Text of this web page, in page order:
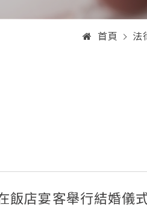
首頁 法
飯店宴客舉行結婚儀